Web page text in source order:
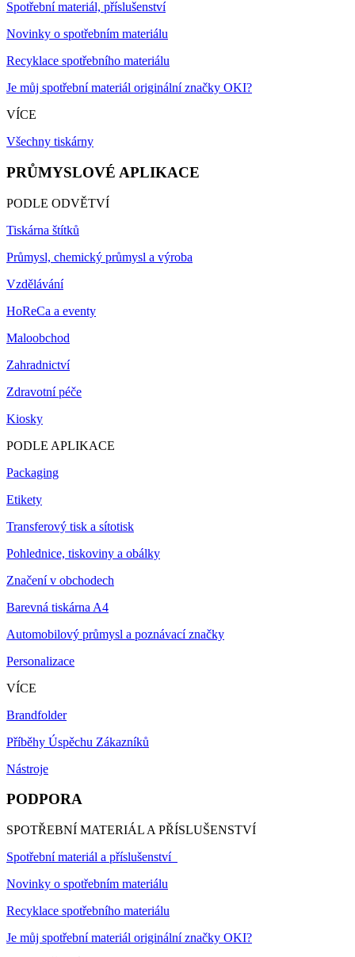
Spotřební materiál, příslušenství
Novinky o spotřebním materiálu
Recyklace spotřebního materiálu
Je můj spotřební materiál originální značky OKI?
VÍCE
Všechny tiskárny
PRŮMYSLOVÉ APLIKACE
PODLE ODVĚTVÍ
Tiskárna štítků
Průmysl, chemický průmysl a výroba
Vzdělávání
HoReCa a eventy
Maloobchod
Zahradnictví
Zdravotní péče
Kiosky
PODLE APLIKACE
Packaging
Etikety
Transferový tisk a sítotisk
Pohlednice, tiskoviny a obálky
Značení v obchodech
Barevná tiskárna A4
Automobilový průmysl a poznávací značky
Personalizace
VÍCE
Brandfolder
Příběhy Úspěchu Zákazníků
Nástroje
PODPORA
SPOTŘEBNÍ MATERIÁL A PŘÍSLUŠENSTVÍ
Spotřební materiál a příslušenství
Novinky o spotřebním materiálu
Recyklace spotřebního materiálu
Je můj spotřební materiál originální značky OKI?